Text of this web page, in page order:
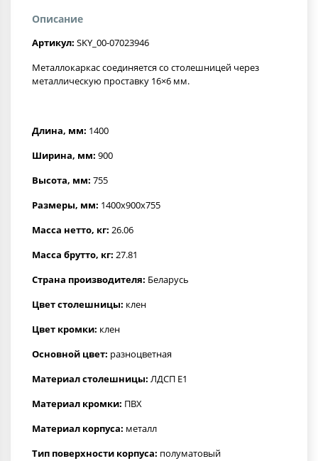
Описание
Артикул: SKY_00-07023946
Металлокаркас соединяется со столешницей через
металлическую проставку 16×6 мм.
Длина, мм: 1400
Ширина, мм: 900
Высота, мм: 755
Размеры, мм: 1400x900x755
Масса нетто, кг: 26.06
Масса брутто, кг: 27.81
Страна производителя: Беларусь
Цвет столешницы: клен
Цвет кромки: клен
Основной цвет: разноцветная
Материал столешницы: ЛДСП Е1
Материал кромки: ПВХ
Материал корпуса: металл
Тип поверхности корпуса: полуматовый